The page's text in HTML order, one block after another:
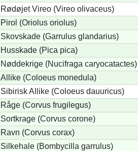
Rødøjet Vireo (Vireo olivaceus)
Pirol (Oriolus oriolus)
Skovskade (Garrulus glandarius)
Husskade (Pica pica)
Nøddekrige (Nucifraga caryocatactes)
Allike (Coloeus monedula)
Sibirisk Allike (Coloeus dauuricus)
Råge (Corvus frugilegus)
Sortkrage (Corvus corone)
Ravn (Corvus corax)
Silkehale (Bombycilla garrulus)